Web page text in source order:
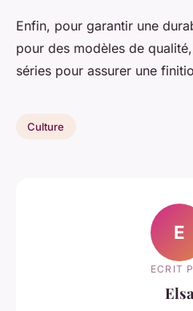
Enfin, pour garantir une
pour des modèles de
séries pour assurer une
Culture
E
ECRIT
Elsa